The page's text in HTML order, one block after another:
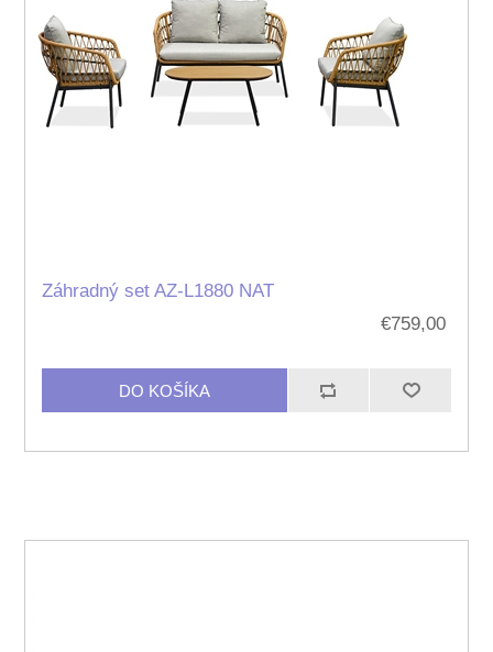
Záhradný set AZ-L1880 NAT
€759,00